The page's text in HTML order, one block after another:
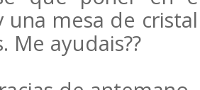
una mesa de
Me ayudais??